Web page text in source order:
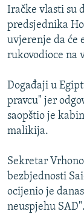
FOTOGALERIJE
INFOGRAFIKE
RAT U UKRAJINI
KINA NA
RSE PRIČE IZ
ISPRIČAJ MI
DNEVNO@RSE
SPECIJALI RSE
GENOCID U
POPLAVE I
TV LIBERTY
PRATITE NAS
Sve RFE/RL
Iračke vlasti su
predsjednika
uvjerenje da će
rukovodioce na
Događaji u
pravcu" jer
saopštio je
malikija.
Sekretar
bezbjednosti
ocijenio je
neuspjehu SAD".